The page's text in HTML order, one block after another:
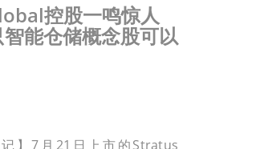
控股一鸣惊人
能仓储概念股可以
记】7月21日上市的Stratus